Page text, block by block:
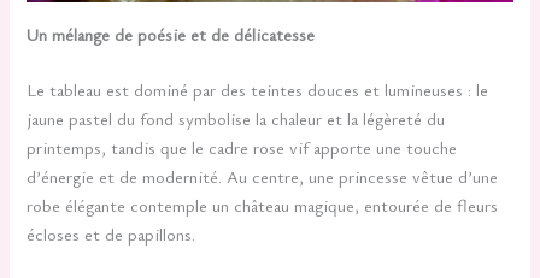
Un mélange de poésie et de délicatesse
Le tableau est dominé par des teintes douces et lumineuses : le
jaune pastel du fond symbolise la chaleur et la légèreté du
printemps, tandis que le cadre rose vif apporte une touche
d’énergie et de modernité. Au centre, une princesse vêtue d’une
robe élégante contemple un château magique, entourée de fleurs
écloses et de papillons.